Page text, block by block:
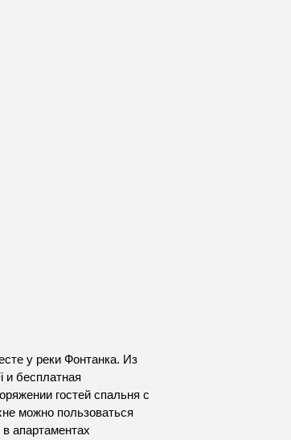
у реки Фонтанка. Из
и бесплатная
гостей спальня с
можно пользоваться
апартаментах